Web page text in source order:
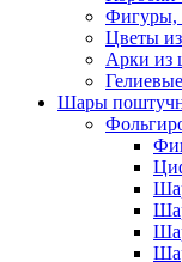
Фигуры,
Цветы
Арки из
Шары